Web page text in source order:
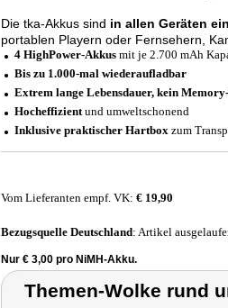
Die tka-Akkus sind in allen Geräten
portablen Playern oder Fernsehern,
4 HighPower-Akkus mit je 2.700 mAh
Bis zu 1.000-mal wiederaufladbar
Extrem lange Lebensdauer, kein
Hocheffizientund umweltschonend
Inklusive praktischer Hartbox zum
Vom Lieferanten empf. VK: € 19,90
Bezugsquelle Deutschland: Artikel
Nur € 3,00 pro NiMH-Akku.
Themen-Wolke rund